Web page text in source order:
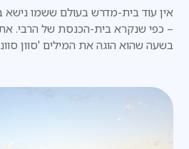
– כפי שנקרא בית-הכנסת של הרבי. את
בשעה שהוא הוגה את המילים 'סוון